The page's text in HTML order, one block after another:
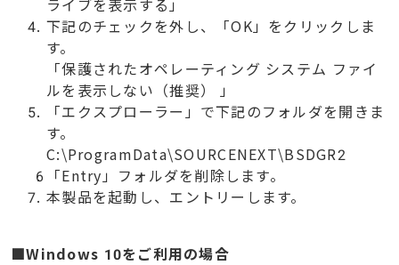
下記のチェックを外し、「OK」をクリックしま
す。
「保護されたオペレーティング システム ファイ
ルを表示しない（推奨） 」
「エクスプローラー」で下記のフォルダを開きま
す。
C:\ProgramData\SOURCENEXT\BSDGR2
「Entry」フォルダを削除します。
本製品を起動し、エントリーします。
■Windows 10をご利用の場合